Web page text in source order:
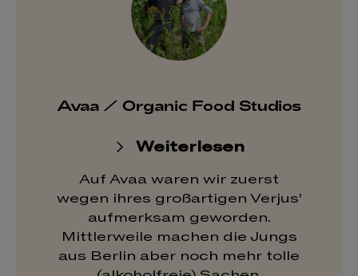
Avaa / Organic Food Studios
Weiterlesen
Auf Avaa waren wir zuerst
wegen ihres großartigen Verjus'
aufmerksam geworden.
Mittlerweile machen die Jungs
aus Berlin aber noch mehr tolle